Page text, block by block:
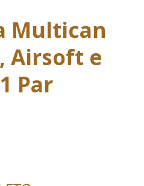
Multican
Airsoft e
Par